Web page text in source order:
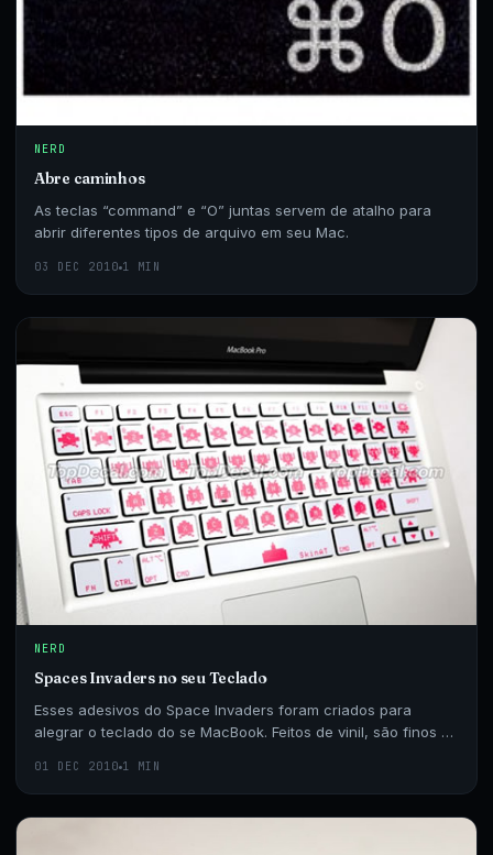
NERD
Abre caminhos
As teclas “command” e “O” juntas servem de atalho para
abrir diferentes tipos de arquivo em seu Mac.
03 DEC 2010 1 MIN
NERD
Spaces Invaders no seu Teclado
Esses adesivos do Space Invaders foram criados para
alegrar o teclado do se MacBook. Feitos de vinil, são finos e
01 DEC 2010 1 MIN